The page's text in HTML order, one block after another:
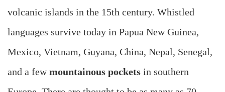
volcanic islands in the 15th century. Whistled
languages survive today in Papua New Guinea,
Mexico, Vietnam, Guyana, China, Nepal, Senegal,
and a fewmountainous pockets in southern